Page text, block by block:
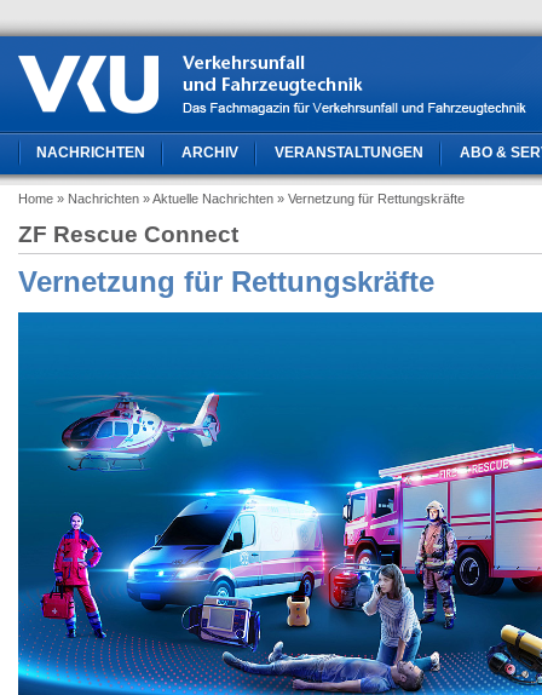
NACHRICHTEN ARCHIV VERANSTALTUNGEN ABO &
Home » Nachrichten » Aktuelle Nachrichten » Vernetzung für Rettungskräfte
ZF Rescue Connect
Vernetzung für Rettungskräfte